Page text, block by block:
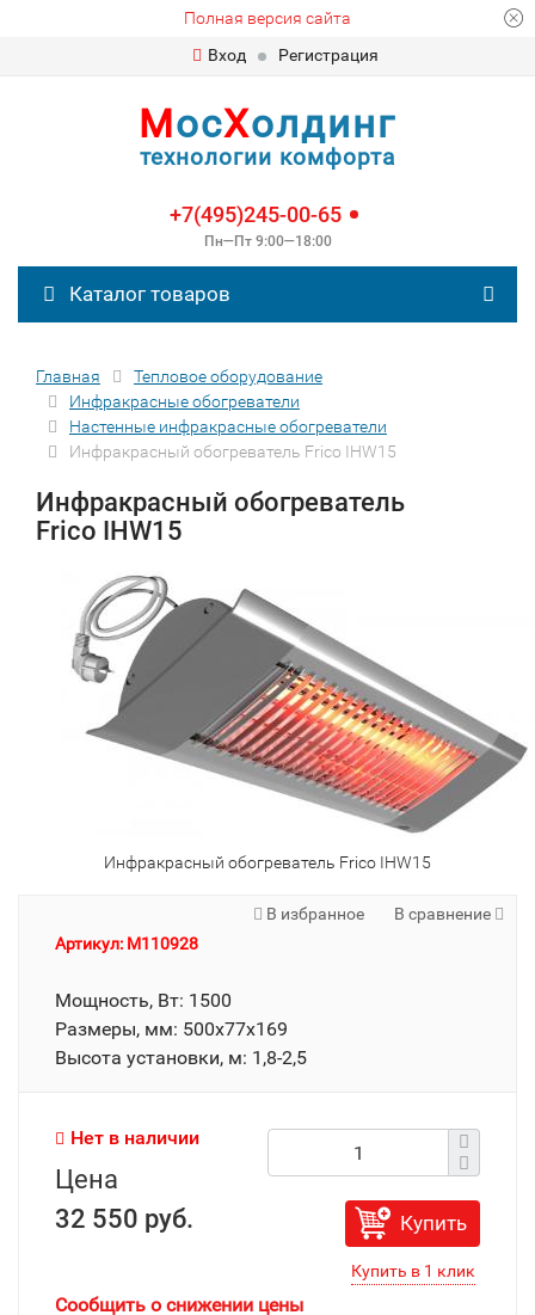
Полная версия сайта
Вход
Регистрация
МосХолдинг
технологии комфорта
+7(495)245-00-65
Пн—Пт 9:00—18:00
Каталог товаров
Главная
Тепловое оборудование
Инфракрасные обогреватели
Настенные инфракрасные обогреватели
Инфракрасный обогреватель Frico IHW15
Инфракрасный обогреватель
Frico IHW15
Инфракрасный обогреватель Frico IHW15
В избранное
В сравнение
Артикул: M110928
Мощность, Вт: 1500
Размеры, мм: 500х77х169
Высота установки, м: 1,8-2,5
Нет в наличии
Цена
32 550 руб.
Купить
Сообщить о снижении цены